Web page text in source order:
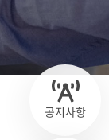
공지사항